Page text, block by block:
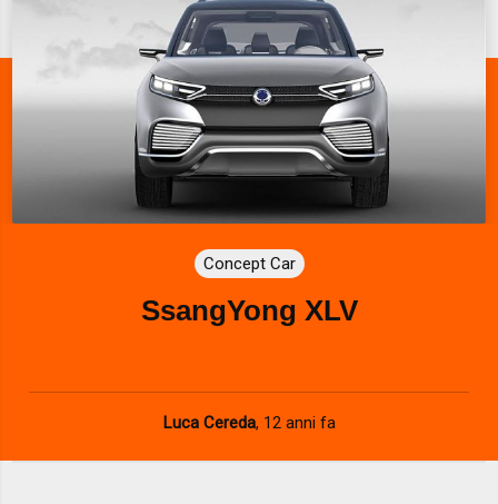
Concept Car
SsangYong XLV
Luca Cereda, 12 anni fa